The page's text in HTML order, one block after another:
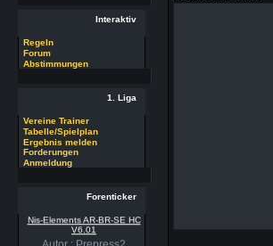
Interaktiv
Regeln
Forum
Abstimmungen
1. Liga
Vereine Trainer
Tabelle/Spielplan
Ergebnis melden
Forderungen
Anmeldung
Forenticker
V6.01
Autor : Prepress2